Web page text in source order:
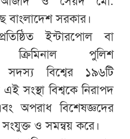
সরকার।
ইন্টারপোল বা
ক্রিমিনাল পুলিশ
সদস্য বিশ্বের ১৯৬টি
সংস্থা বিশ্বকে নিরাপদ
অপরাধ বিশেষজ্ঞদের
সংযুক্ত ও সমন্বয় করে।